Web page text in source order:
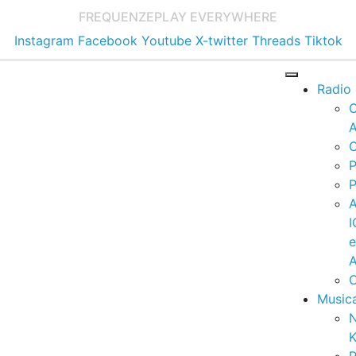
FREQUENZEPLAY EVERYWHERE
Instagram Facebook Youtube X-twitter Threads Tiktok
Radio
e